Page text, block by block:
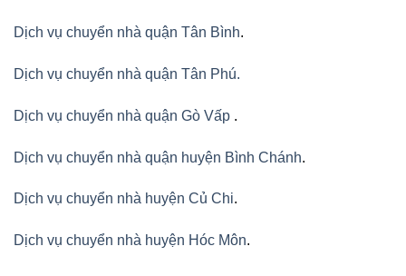
Dịch vụ chuyển nhà quận Tân Bình.
Dịch vụ chuyển nhà quận Tân Phú.
Dịch vụ chuyển nhà quận Gò Vấp .
Dịch vụ chuyển nhà quận huyện Bình Chánh.
Dịch vụ chuyển nhà huyện Củ Chi.
Dịch vụ chuyển nhà huyện Hóc Môn.